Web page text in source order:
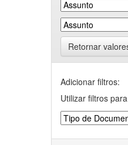
Retornar
Adicionar filtros:
Utilizar filtros